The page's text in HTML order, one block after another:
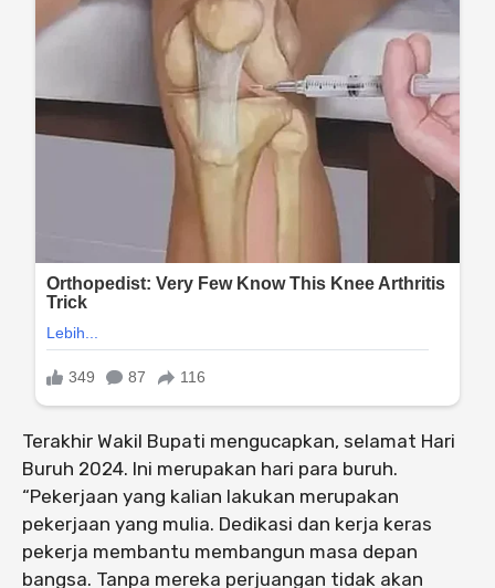
Terakhir Wakil Bupati mengucapkan, selamat Hari
Buruh 2024. Ini merupakan hari para buruh.
“Pekerjaan yang kalian lakukan merupakan
pekerjaan yang mulia. Dedikasi dan kerja keras
pekerja membantu membangun masa depan
bangsa. Tanpa mereka perjuangan tidak akan